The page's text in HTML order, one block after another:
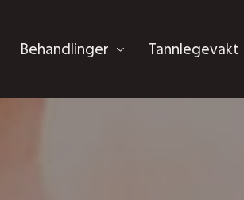
Behandlinger Tannlegevakt